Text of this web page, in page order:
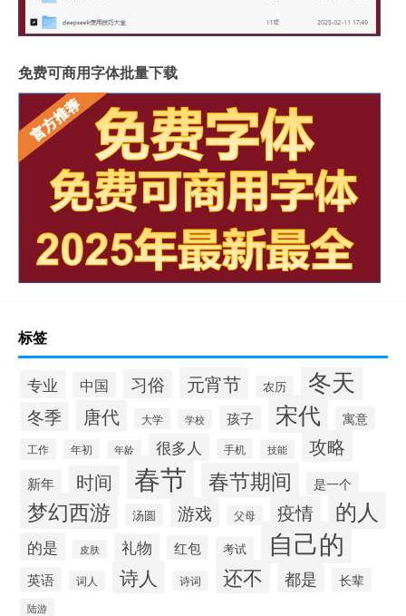
免费可商用字体批量下载
标签
专业 中国 习俗 元宵节 农历 冬天
冬季 唐代 大学 学校 孩子 宋代 寓意
工作 年初 年龄 很多人 手机 技能 攻略
新年 时间 春节 春节期间 是一个
梦幻西游 汤圆 游戏 父母 疫情 的人
的是 皮肤 礼物 红包 考试 自己的
英语 词人 诗人 诗词 还不 都是 长辈
陆游